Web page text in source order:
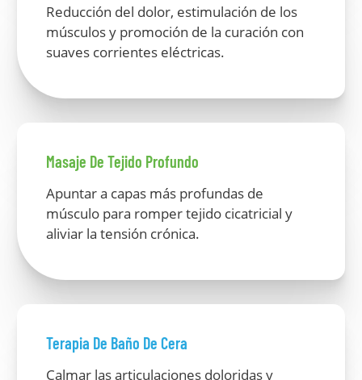
Reducción del dolor, estimulación de los
músculos y promoción de la curación con
suaves corrientes eléctricas.
Masaje De Tejido Profundo
Apuntar a capas más profundas de
músculo para romper tejido cicatricial y
aliviar la tensión crónica.
Terapia De Baño De Cera
Calmar las articulaciones doloridas y